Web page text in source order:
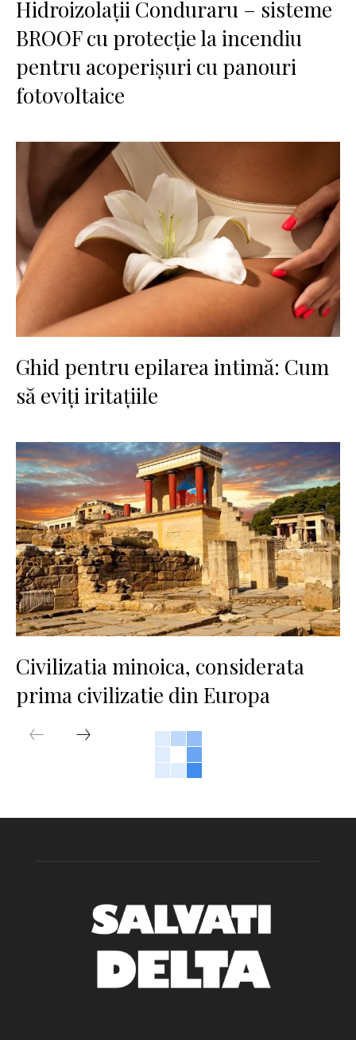
Hidroizolații Conduraru – sisteme
BROOF cu protecție la incendiu
pentru acoperișuri cu panouri
fotovoltaice
Ghid pentru epilarea intimă: Cum
să eviți iritațiile
Civilizatia minoica, considerata
prima civilizatie din Europa